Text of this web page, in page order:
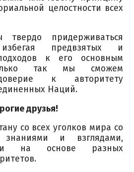
целостности всех
придерживаться
предвзятых и
к его основным
так мы сможем
к авторитету
Наций.
друзья!
со всех уголков мира со
и взглядами,
на основе разных